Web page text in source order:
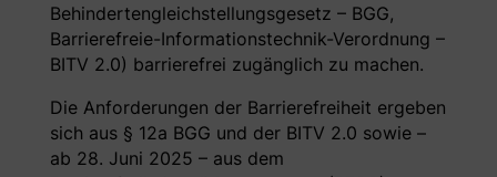
Behindertengleichstellungsgesetz – BGG,
Barrierefreie-Informationstechnik-Verordnung –
BITV 2.0) barrierefrei zugänglich zu machen.
Die Anforderungen der Barrierefreiheit ergeben
sich aus § 12a BGG und der BITV 2.0 sowie –
ab 28. Juni 2025 – aus dem